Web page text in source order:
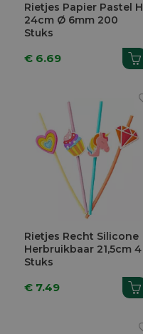
Rietjes Papier Pastel H
24cm Ø 6mm 200
Stuks
€ 6.69
Rietjes Recht Silicone
Herbruikbaar 21,5cm 4
Stuks
€ 7.49